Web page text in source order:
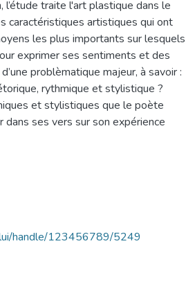
traite l'art plastique dans le
caractéristiques artistiques qui ont
les plus importants sur lesquels
exprimer ses sentiments et des
problèmatique majeur, à savoir :
rythmique et stylistique ?
et stylistiques que le poète
dans ses vers sur son expérience
handle/123456789/5249